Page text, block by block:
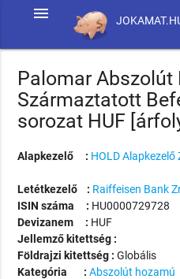
menu
Palomar Abszolút
Származtatott
sorozat HUF
Alapkezelő : HOLD Alapkezelő
Letétkezelő : Raiffeisen Bank
ISIN száma : HU0000729728
Devizanem : HUF
Jellemző kitettség :
Földrajzi kitettség :Globális
Kategória : Abszolút hozamú